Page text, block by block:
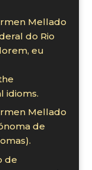
Mellado
do Rio
eu
idioms.
Mellado
de
de